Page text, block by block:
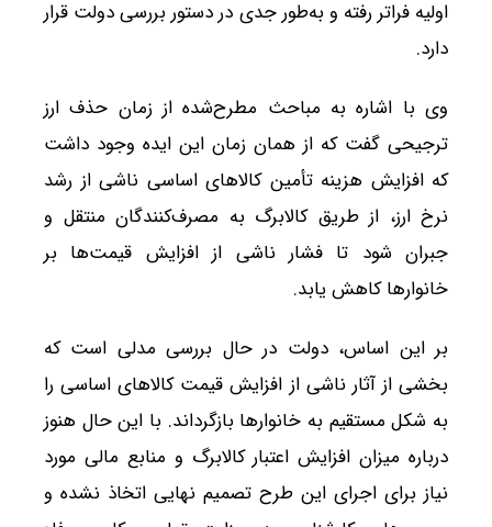
اولیه فراتر رفته و به‌طور جدی در دستور بررسی دولت قرار
دارد.
وی با اشاره به مباحث مطرح‌شده از زمان حذف ارز
ترجیحی گفت که از همان زمان این ایده وجود داشت
که افزایش هزینه تأمین کالاهای اساسی ناشی از رشد
نرخ ارز، از طریق کالابرگ به مصرف‌کنندگان منتقل و
جبران شود تا فشار ناشی از افزایش قیمت‌ها بر
خانوارها کاهش یابد.
بر این اساس، دولت در حال بررسی مدلی است که
بخشی از آثار ناشی از افزایش قیمت کالاهای اساسی را
به شکل مستقیم به خانوارها بازگرداند. با این حال هنوز
درباره میزان افزایش اعتبار کالابرگ و منابع مالی مورد
نیاز برای اجرای این طرح تصمیم نهایی اتخاذ نشده و